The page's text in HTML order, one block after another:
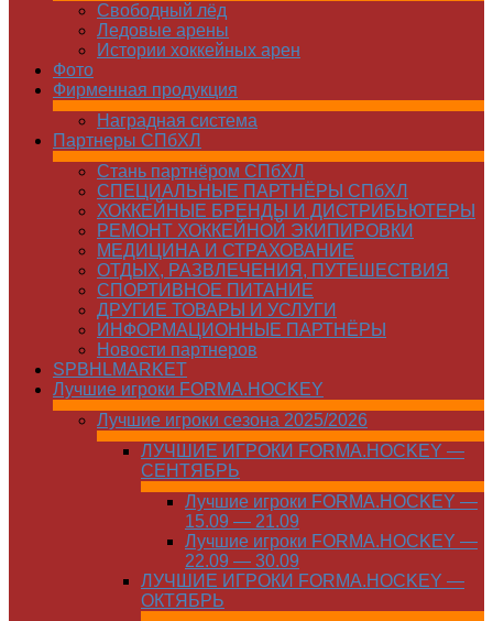
Свободный лёд
Ледовые арены
Истории хоккейных арен
Фото
Фирменная продукция
Наградная система
Партнеры СПбХЛ
Стань партнёром СПбХЛ
СПЕЦИАЛЬНЫЕ ПАРТНЁРЫ СПбХЛ
ХОККЕЙНЫЕ БРЕНДЫ И ДИСТРИБЬЮТЕРЫ
РЕМОНТ ХОККЕЙНОЙ ЭКИПИРОВКИ
МЕДИЦИНА И СТРАХОВАНИЕ
ОТДЫХ, РАЗВЛЕЧЕНИЯ, ПУТЕШЕСТВИЯ
СПОРТИВНОЕ ПИТАНИЕ
ДРУГИЕ ТОВАРЫ И УСЛУГИ
ИНФОРМАЦИОННЫЕ ПАРТНЁРЫ
Новости партнеров
SPBHLMARKET
Лучшие игроки FORMA.HOCKEY
Лучшие игроки сезона 2025/2026
ЛУЧШИЕ ИГРОКИ FORMA.HOCKEY —
СЕНТЯБРЬ
Лучшие игроки FORMA.HOCKEY —
15.09 — 21.09
Лучшие игроки FORMA.HOCKEY —
22.09 — 30.09
ЛУЧШИЕ ИГРОКИ FORMA.HOCKEY —
ОКТЯБРЬ